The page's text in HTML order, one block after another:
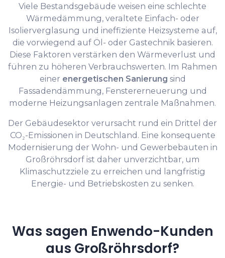
Viele Bestandsgebäude weisen eine schlechte
Wärmedämmung, veraltete Einfach- oder
Isolierverglasung und ineffiziente Heizsysteme auf,
die vorwiegend auf Öl- oder Gastechnik basieren.
Diese Faktoren verstärken den Wärmeverlust und
führen zu höheren Verbrauchswerten. Im Rahmen
einer energetischen Sanierung sind
Fassadendämmung, Fenstererneuerung und
moderne Heizungsanlagen zentrale Maßnahmen.
Der Gebäudesektor verursacht rund ein Drittel der
CO₂-Emissionen in Deutschland. Eine konsequente
Modernisierung der Wohn- und Gewerbebauten in
Großröhrsdorf ist daher unverzichtbar, um
Klimaschutzziele zu erreichen und langfristig
Energie- und Betriebskosten zu senken.
Was sagen Enwendo-Kunden
aus Großröhrsdorf?